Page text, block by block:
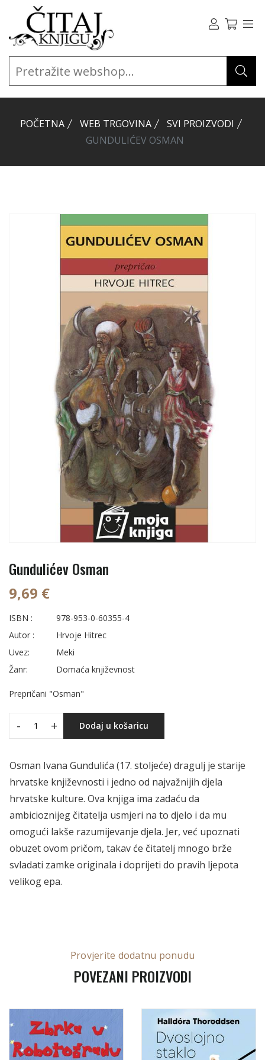
POČETNA WEB TRGOVINA
SVI PROIZVODI
GUNDULIĆEV OSMAN
Gundulićev Osman
9,69 €
ISBN :
978-953-0-60355-4
Autor :
Hrvoje Hitrec
Uvez:
Meki
Žanr:
Domaća književnost
Prepričani "Osman"
- + Dodaj u košaricu
Osman Ivana Gundulića (17. stoljeće) dragulj je starije
hrvatske književnosti i jedno od najvažnijih djela
hrvatske kulture. Ova knjiga ima zadaću da
ambicioznijeg čitatelja usmjeri na to djelo i da mu
omogući lakše razumijevanje djela. Jer, već upoznati
obuzet ovom pričom, takav će čitatelj mnogo brže
svladati zamke originala i doprijeti do pravih ljepota
velikog epa.
Provjerite dodatnu ponudu
POVEZANI PROIZVODI